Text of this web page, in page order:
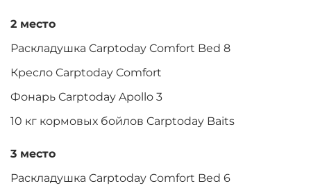
2 место
Раскладушка Carptoday Comfort Bed 8
Кресло Carptoday Comfort
Фонарь Carptoday Apollo 3
10 кг кормовых бойлов Carptoday Baits
3 место
Раскладушка Carptoday Comfort Bed 6